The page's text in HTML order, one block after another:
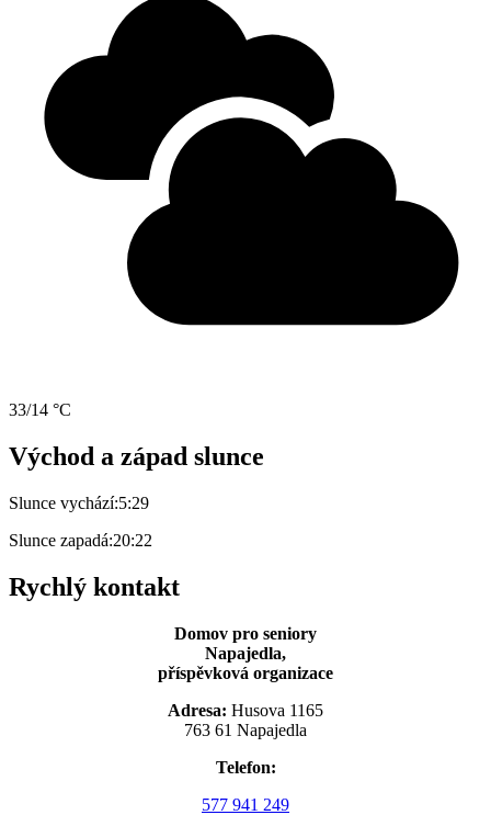
33/14 °C
Východ a západ slunce
Slunce vychází:5:29
Slunce zapadá:20:22
Rychlý kontakt
Domov pro seniory
Napajedla,
příspěvková organizace
Adresa: Husova 1165
763 61 Napajedla
Telefon:
577 941 249